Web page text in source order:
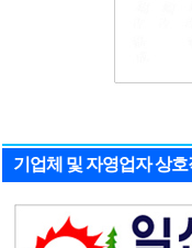
기업체 및 자영업자 상호